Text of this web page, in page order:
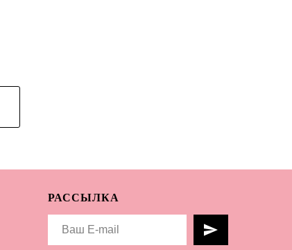
РАССЫЛКА